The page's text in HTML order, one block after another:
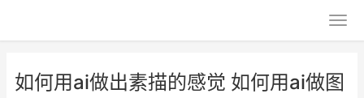
如何用ai做出素描的感觉 如何用ai做图